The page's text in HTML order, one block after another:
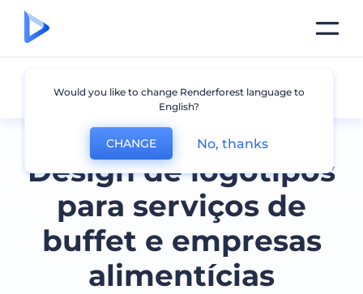
Design de logotipos
para serviços de
buffet e empresas
alimentícias
Buffet
Would you like to change Renderforest language to
English?
CHANGE No, thanks